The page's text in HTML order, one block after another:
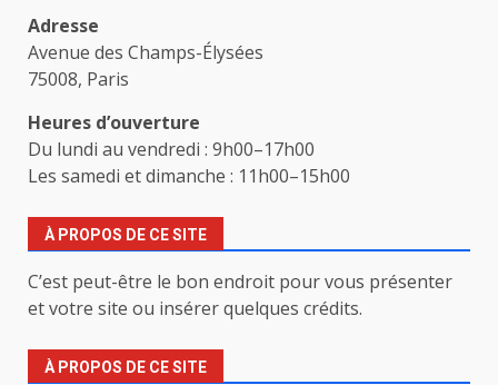
Adresse
Avenue des Champs-Élysées
75008, Paris
Heures d’ouverture
Du lundi au vendredi : 9h00–17h00
Les samedi et dimanche : 11h00–15h00
À PROPOS DE CE SITE
C’est peut-être le bon endroit pour vous présenter
et votre site ou insérer quelques crédits.
À PROPOS DE CE SITE